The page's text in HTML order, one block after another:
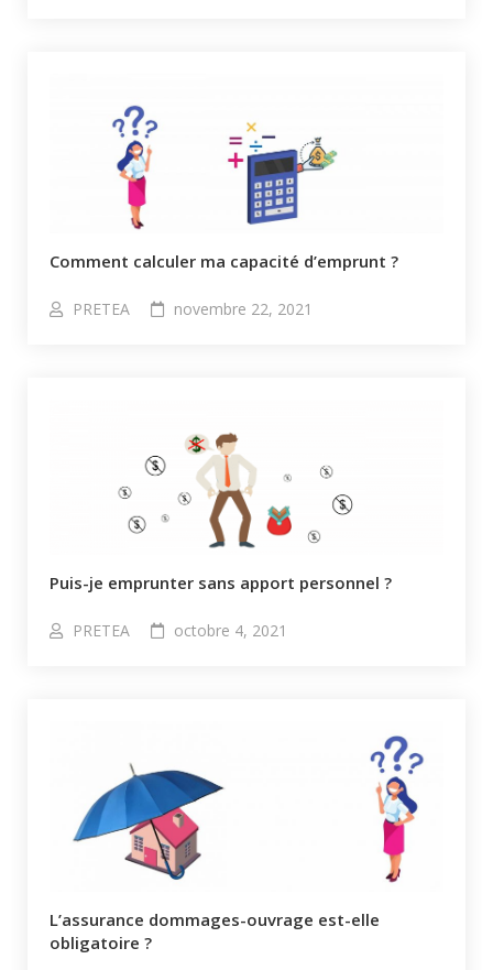
Comment calculer ma capacité d’emprunt ?​
PRETEA novembre 22, 2021
Puis-je emprunter sans apport personnel ?​
PRETEA octobre 4, 2021
L’assurance dommages-ouvrage est-elle
obligatoire ?